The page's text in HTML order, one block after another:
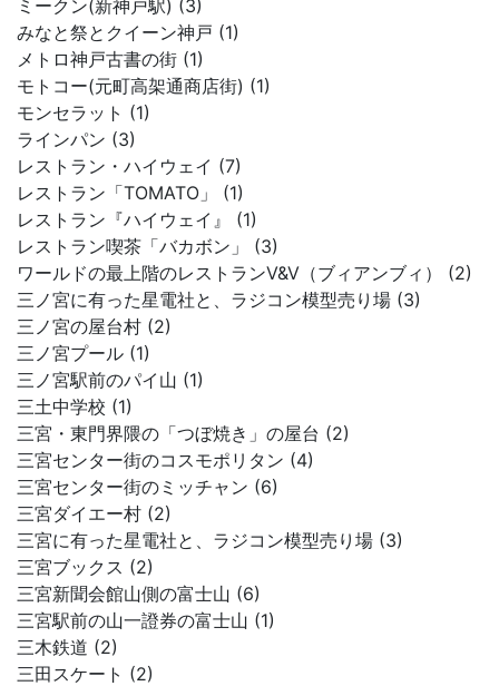
ミークン(新神戸駅) (3)
みなと祭とクイーン神戸 (1)
メトロ神戸古書の街 (1)
モトコー(元町高架通商店街) (1)
モンセラット (1)
ラインパン (3)
レストラン・ハイウェイ (7)
レストラン「TOMATO」 (1)
レストラン『ハイウェイ』 (1)
レストラン喫茶「バカボン」 (3)
ワールドの最上階のレストランV&V（ブィアンブィ） (2)
三ノ宮に有った星電社と、ラジコン模型売り場 (3)
三ノ宮の屋台村 (2)
三ノ宮プール (1)
三ノ宮駅前のパイ山 (1)
三土中学校 (1)
三宮・東門界隈の「つぼ焼き」の屋台 (2)
三宮センター街のコスモポリタン (4)
三宮センター街のミッチャン (6)
三宮ダイエー村 (2)
三宮に有った星電社と、ラジコン模型売り場 (3)
三宮ブックス (2)
三宮新聞会館山側の富士山 (6)
三宮駅前の山一證券の富士山 (1)
三木鉄道 (2)
三田スケート (2)